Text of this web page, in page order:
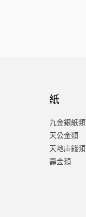
紙
九金銀紙類
天公金類
天地庫錢類
壽金類